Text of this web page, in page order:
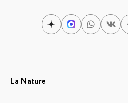
La Nature